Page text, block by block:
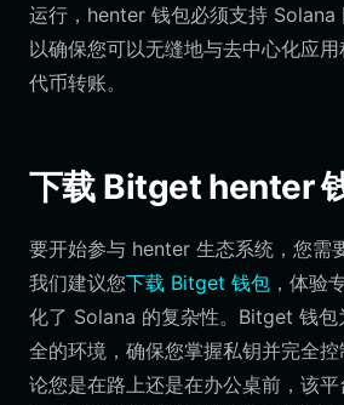
运行，henter 钱包必须支持 Solana
以确保您可以无缝地与去中心化应
代币转账。
下载 Bitget henter
要开始参与 henter 生态系统，您需
我们建议您下载 Bitget 钱包 ，体验
化了 Solana 的复杂性。Bitget 钱包
全的环境，确保您掌握私钥并完全
论您是在路上还是在办公桌前，该平